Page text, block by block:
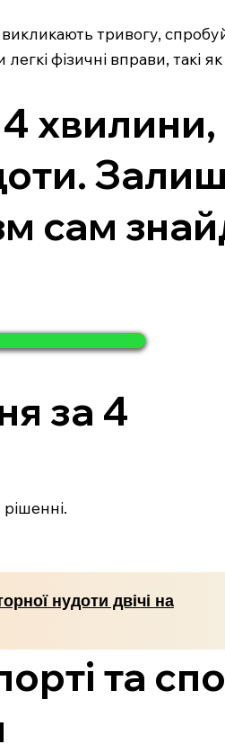
тривогу,
фізичні вправи, такі як
сам
за 4
нудоти двічі на
та